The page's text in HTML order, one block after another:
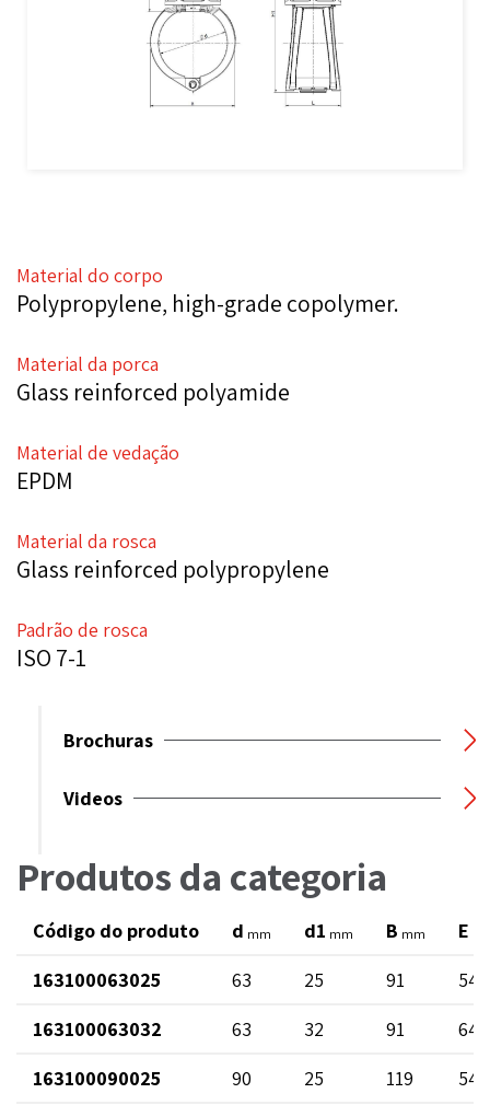
Material do corpo
Polypropylene, high-grade copolymer.
Material da porca
Glass reinforced polyamide
Material de vedação
EPDM
Material da rosca
Glass reinforced polypropylene
Padrão de rosca
ISO 7-1
Brochuras
Videos
Produtos da categoria
Código do produto d mm d1 mm B mm E
163100063025 63 25 91
54
163100063032
63 32 91
64
163100090025
90 25 119 54